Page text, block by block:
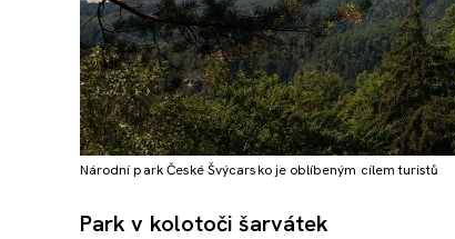
Národní park České Švýcarsko je oblíbeným cílem turistů
Park v kolotoči šarvátek